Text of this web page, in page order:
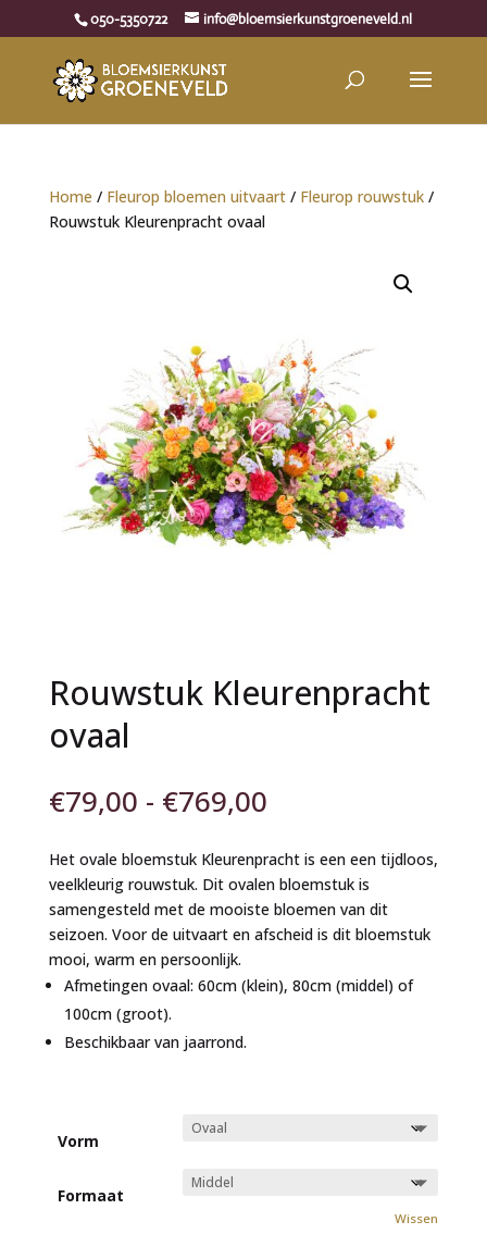
050-5350722 info@bloemsierkunstgroeneveld.nl
Home / Fleurop bloemen uitvaart/ Fleurop rouwstuk/
Rouwstuk Kleurenpracht ovaal
Rouwstuk Kleurenpracht
ovaal
€79,00 - €769,00Prijsklasse:
tot
€769,00
Het ovale bloemstuk Kleurenpracht is een een tijdloos,
veelkleurig rouwstuk. Dit ovalen bloemstuk is
samengesteld met de mooiste bloemen van dit
seizoen. Voor de uitvaart en afscheid is dit bloemstuk
mooi, warm en persoonlijk.
Afmetingen ovaal: 60cm (klein), 80cm (middel) of
100cm (groot).
Beschikbaar van jaarrond.
Vorm
Formaat
Wissen